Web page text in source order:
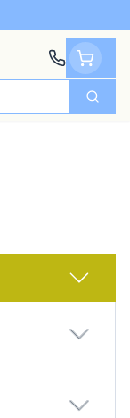
Zoek